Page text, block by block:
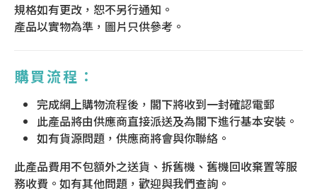
規格如有更改，恕不另行通知。
產品以實物為準，圖片只供參考。
購買流程：
完成網上購物流程後，閣下將收到一封確認電郵
此產品將由供應商直接派送及為閣下進行基本安裝。
如有貨源問題，供應商將會與你聯絡。
此產品費用不包額外之送貨、拆舊機、舊機回收棄置等服
務收費。如有其他問題，歡迎與我們查詢。